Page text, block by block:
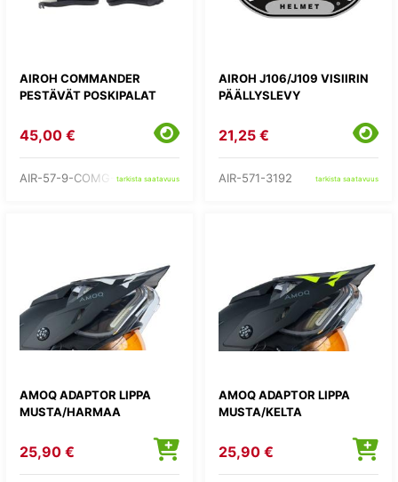
AIROH COMMANDER
PESTÄVÄT POSKIPALAT
45,00 €
AIR-57-9-COMG- tarkista saatavuus
AIROH J106/J109 VISIIRIN
PÄÄLLYSLEVY
21,25 €
AIR-571-3192 tarkista saatavuus
AMOQ ADAPTOR LIPPA
MUSTA/HARMAA
25,90 €
AMOQ ADAPTOR LIPPA
MUSTA/KELTA
25,90 €